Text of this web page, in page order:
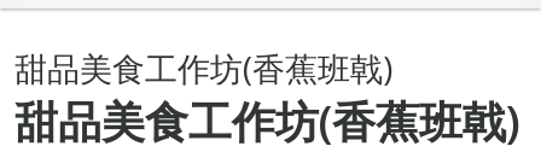
甜品美食工作坊(香蕉班戟)
甜品美食工作坊(香蕉班戟)